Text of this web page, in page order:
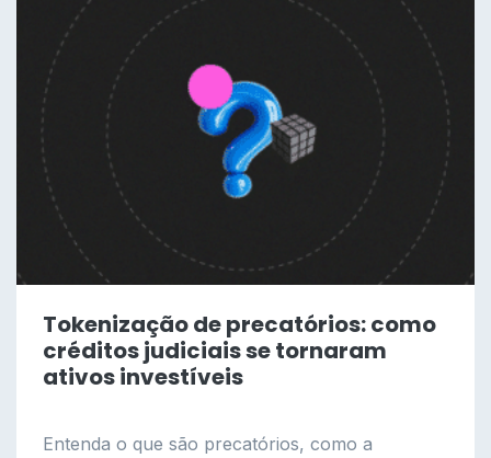
Tokenização de precatórios: como
créditos judiciais se tornaram
ativos investíveis
Entenda o que são precatórios, como a